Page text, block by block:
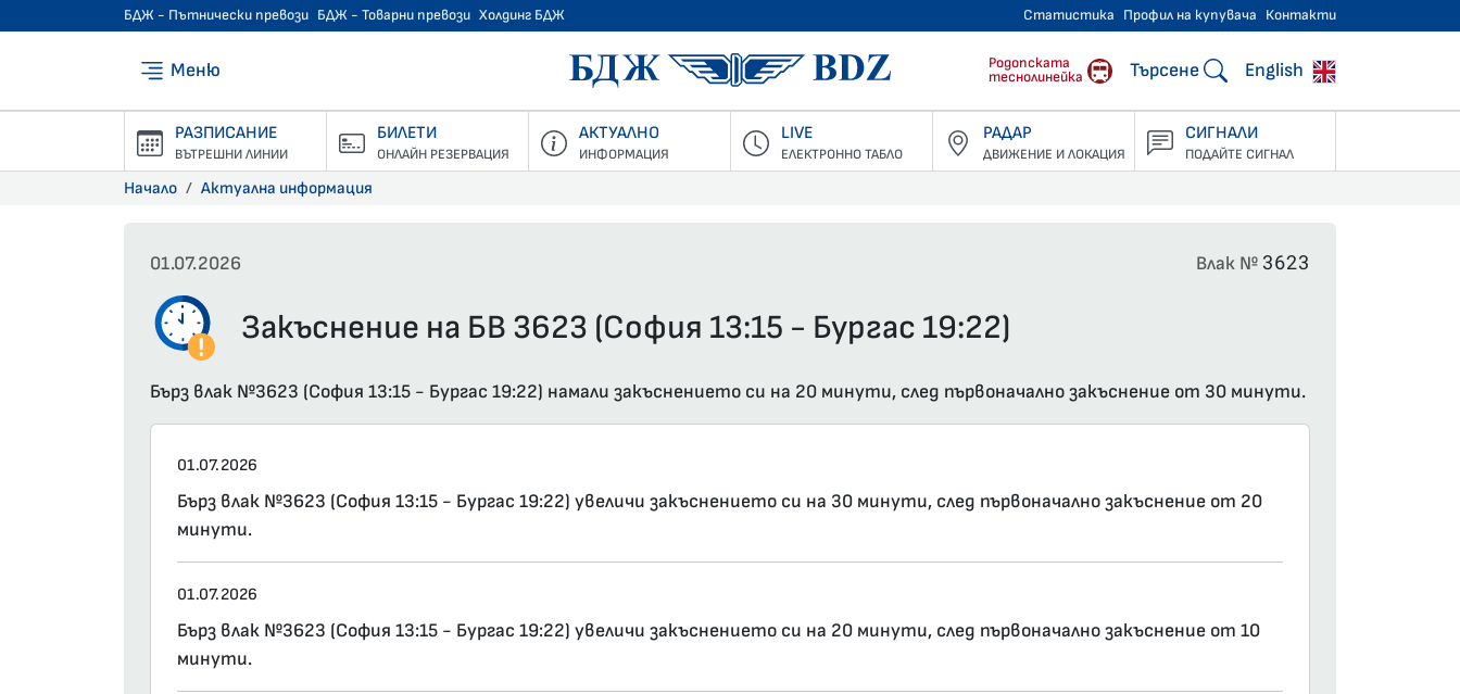
БДЖ - Пътнически превози БДЖ - Товарни превози Холдинг БДЖ Статистика Профил на купувача Контакти
Меню БДЖ - Пътнически превози
Родопската
теснолинейка
Търсене English
РАЗПИСАНИЕ
ВЪТРЕШНИ ЛИНИИ
БИЛЕТИ
ОНЛАЙН РЕЗЕРВАЦИЯ
АКТУАЛНО
ИНФОРМАЦИЯ
LIVE
ЕЛЕКТРОННО ТАБЛО
РАДАР
ДВИЖЕНИЕ И ЛОКАЦИЯ
СИГНАЛИ
ПОДАЙТЕ СИГНАЛ
Начало Актуална информация
01.07.2026 Влак № 3623
Закъснение на БВ 3623 (София 13:15 - Бургас 19:22)
Бърз влак №3623 (София 13:15 - Бургас 19:22) намали закъснението си на 20 минути, след първоначално закъснение от 30 минути.
01.07.2026
Бърз влак №3623 (София 13:15 - Бургас 19:22) увеличи закъснението си на 30 минути, след първоначално закъснение от 20
минути.
01.07.2026
Бърз влак №3623 (София 13:15 - Бургас 19:22) увеличи закъснението си на 20 минути, след първоначално закъснение от 10
минути.